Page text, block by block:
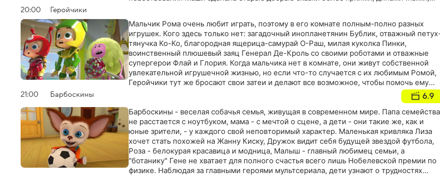
20:00 Геройчики
Мальчик Рома очень любит играть, поэтому в его комнате полным-полно разных
игрушек. Кого здесь только нет: загадочный инопланетянин Бублик, отважный
тянучка Ко-Ко, благородная ящерица-самурай О-Раш, милая куколка Пинки,
воинственный плюшевый заяц Генерал Де-Кроль со своими роботами и отважные
супергерои Флай и Глория. Когда мальчика нет в комнате, они живут собственной
увлекательной игрушечной жизнью, но если что-то случается с их любимым Ромой,
Геройчики тут же бросают свои затеи и делают все возможное, чтобы помочь ему
21:00 Барбоскины 6.9
Барбоскины - веселая собачья семья, живущая в современном мире. Папа семейства
не расстается с ноутбуком, мама - с мечтой о сцене, а дети - они такие же, как и
юные зрители, - у каждого свой неповторимый характер. Маленькая кривляка Лиза
хочет стать похожей на Жанну Киску, Дружок видит себя будущей звездой футбола,
Роза - белокурая красавица и модница, Малыш - главный любимец семьи, а
"ботанику" Гене не хватает для полного счастья всего лишь Нобелевской премии по
физике. Наблюдая за главными героями мультсериала, дети узнают о трудностях